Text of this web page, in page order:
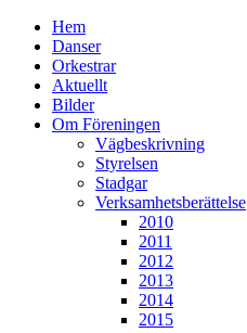
Hem
Danser
Orkestrar
Aktuellt
Bilder
Om Föreningen
Vägbeskrivning
Styrelsen
Stadgar
Verksamhetsberättelse
2010
2011
2012
2013
2014
2015